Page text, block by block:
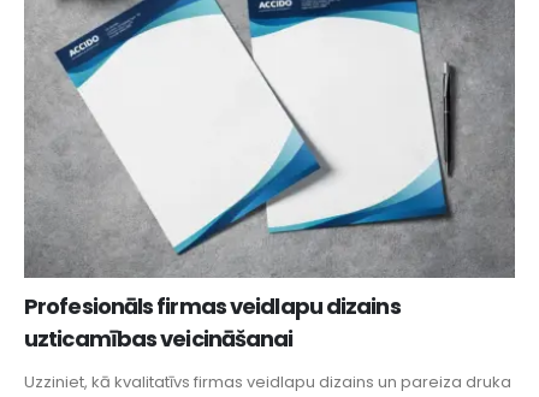
Profesionāls firmas veidlapu dizains
uzticamības veicināšanai
Uzziniet, kā kvalitatīvs firmas veidlapu dizains un pareiza druka